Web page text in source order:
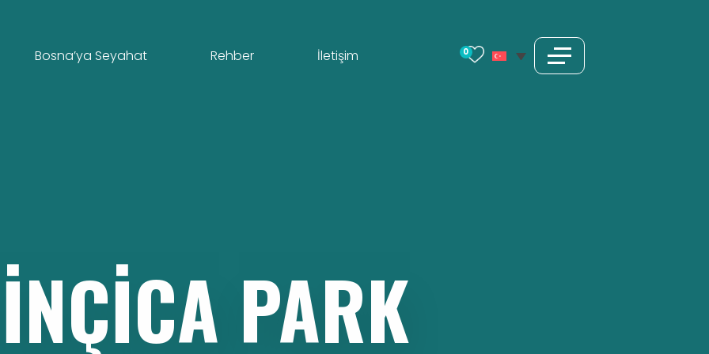
Bosna’ya Seyahat Rehber İletişim 0
PARK